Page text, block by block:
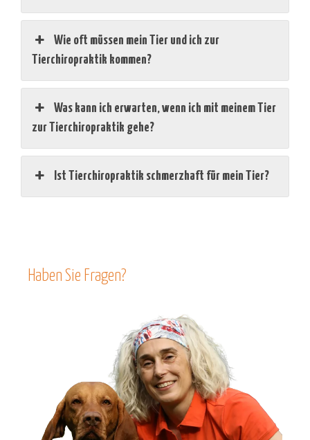
Wie oft müssen mein Tier und ich zur
Tierchiropraktik kommen?
Was kann ich erwarten, wenn ich mit meinem Tier
zur Tierchiropraktik gehe?
Ist Tierchiropraktik schmerzhaft für mein Tier?
Haben Sie Fragen?